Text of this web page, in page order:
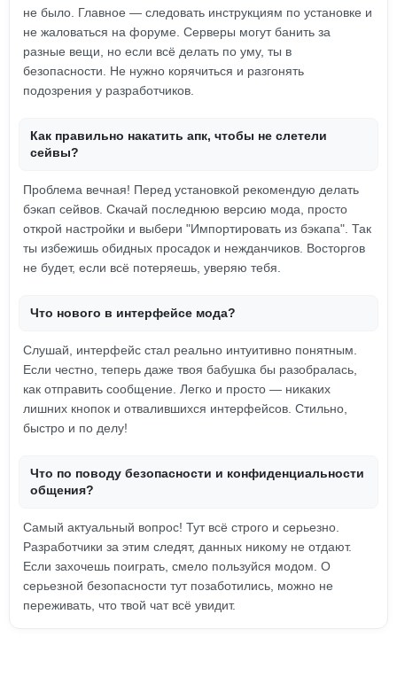
не было. Главное — следовать инструкциям по установке и
не жаловаться на форуме. Серверы могут банить за
разные вещи, но если всё делать по уму, ты в
безопасности. Не нужно корячиться и разгонять
подозрения у разработчиков.
Как правильно накатить апк, чтобы не слетели
сейвы?
Проблема вечная! Перед установкой рекомендую делать
бэкап сейвов. Скачай последнюю версию мода, просто
открой настройки и выбери "Импортировать из бэкапа". Так
ты избежишь обидных просадок и нежданчиков. Восторгов
не будет, если всё потеряешь, уверяю тебя.
Что нового в интерфейсе мода?
Слушай, интерфейс стал реально интуитивно понятным.
Если честно, теперь даже твоя бабушка бы разобралась,
как отправить сообщение. Легко и просто — никаких
лишних кнопок и отвалившихся интерфейсов. Стильно,
быстро и по делу!
Что по поводу безопасности и конфиденциальности
общения?
Самый актуальный вопрос! Тут всё строго и серьезно.
Разработчики за этим следят, данных никому не отдают.
Если захочешь поиграть, смело пользуйся модом. О
серьезной безопасности тут позаботились, можно не
переживать, что твой чат всё увидит.